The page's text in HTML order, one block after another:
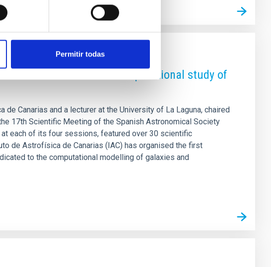
Permitir todas
dedicated to the computational study of
Canarias and a lecturer at the University of La Laguna, chaired
17th Scientific Meeting of the Spanish Astronomical Society
each of its four sessions, featured over 30 scientific
de Astrofísica de Canarias (IAC) has organised the first
to the computational modelling of galaxies and